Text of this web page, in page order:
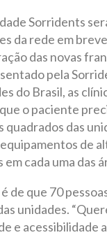
Sorridents
da rede em
das novas
pela
do Brasil, as
o paciente
quadrados das
de
em cada uma das
de que 70
unidades.
e acessibilidade